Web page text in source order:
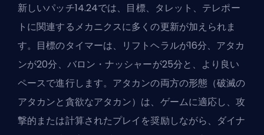
新しいパッチ14.24では、目標、タレット、テレポー
トに関連するメカニクスに多くの更新が加えられま
す。目標のタイマーは、リフトヘラルが16分、アタカ
ンが20分、バロン・ナッシャーが25分と、より良い
ペースで進行します。アタカンの両方の形態（破滅の
アタカンと貪欲なアタカン）は、ゲームに適応し、攻
撃的または計算されたプレイを奨励しながら、ダイナ